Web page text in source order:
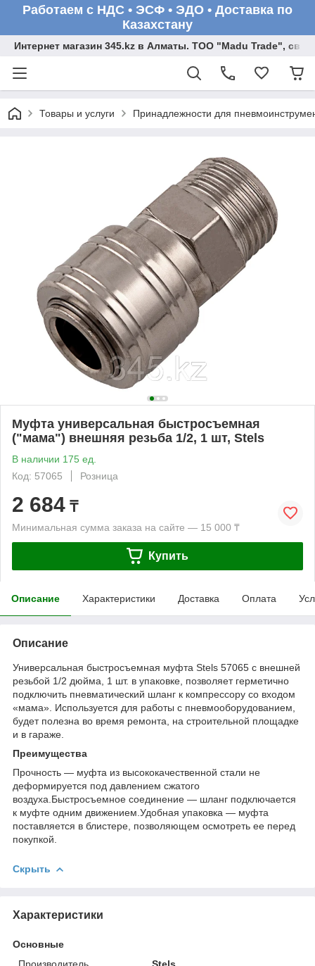
Работаем с НДС • ЭСФ • ЭДО • Доставка по
Казахстану
Интернет магазин 345.kz в Алматы. ТОО "Madu Trade",
Товары и услуги Принадлежности для
Муфта универсальная быстросъемная
("мама") внешняя резьба 1/2, 1 шт, Stels
В наличии 175 ед.
Код: 57065
Розница
2 684 ₸
Минимальная сумма заказа на сайте — 15 000 ₸
Купить
Описание Характеристики Доставка Оплата
Описание
Универсальная быстросъемная муфта Stels 57065 с внешней
резьбой 1/2 дюйма, 1 шт. в упаковке, позволяет герметично
подключить пневматический шланг к компрессору со входом
«мама». Используется для работы с пневмооборудованием,
будет полезна во время ремонта, на строительной площадке
и в гараже.
Преимущества
Прочность — муфта из высококачественной стали не
деформируется под давлением сжатого
воздуха.Быстросъемное соединение — шланг подключается
к муфте одним движением.Удобная упаковка — муфта
поставляется в блистере, позволяющем осмотреть ее перед
покупкой.
Скрыть
Характеристики
Основные
Производитель
Stels